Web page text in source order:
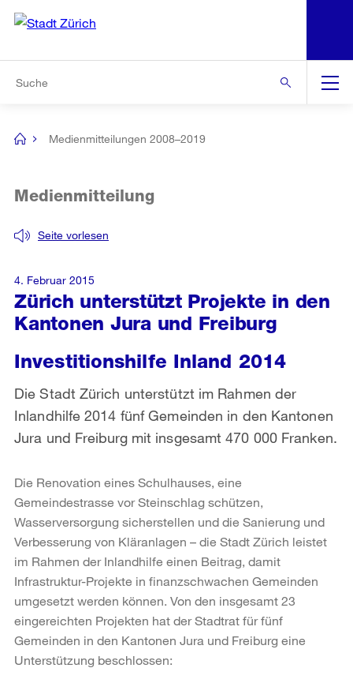
Navigation
[no
Medienmitteilungen 2008–2019
Zürich unterstützt Projekte in den
Kantonen Jura und Freiburg
Seite vorlesen
Medienmitteilung
Investitionshilfe Inland 2014
Die Stadt Zürich unterstützt im Rahmen der
Inlandhilfe 2014 fünf Gemeinden in den Kantonen
Jura und Freiburg mit insgesamt 470 000 Franken.
4. Februar 2015
Die Renovation eines Schulhauses, eine
Gemeindestrasse vor Steinschlag schützen,
Wasserversorgung sicherstellen und die Sanierung und
Verbesserung von Kläranlagen – die Stadt Zürich leistet
im Rahmen der Inlandhilfe einen Beitrag, damit
Infrastruktur-Projekte in finanzschwachen Gemeinden
umgesetzt werden können. Von den insgesamt 23
eingereichten Projekten hat der Stadtrat für fünf
Gemeinden in den Kantonen Jura und Freiburg eine
Unterstützung beschlossen: